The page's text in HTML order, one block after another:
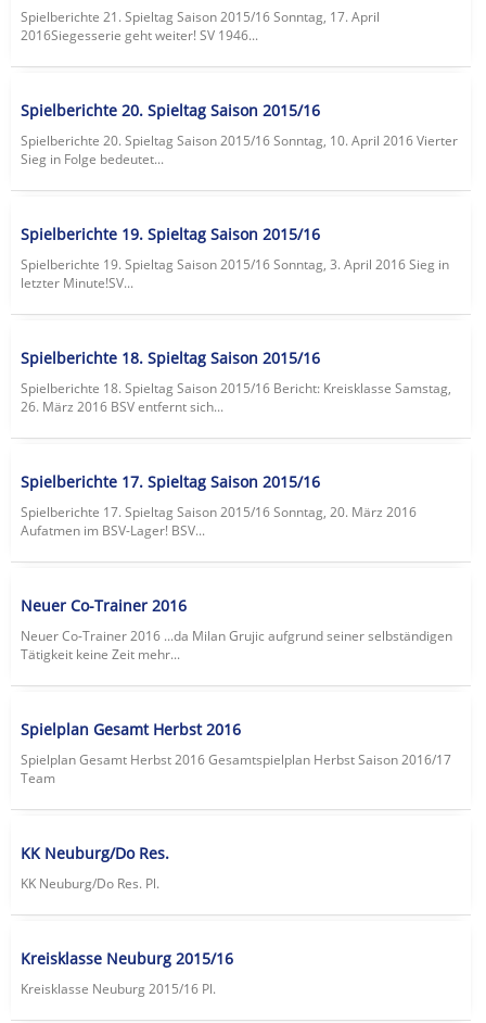
Spielberichte 21. Spieltag Saison 2015/16 Sonntag, 17. April
2016Siegesserie geht weiter! SV 1946...
Spielberichte 20. Spieltag Saison 2015/16
Spielberichte 20. Spieltag Saison 2015/16 Sonntag, 10. April 2016 Vierter
Sieg in Folge bedeutet...
Spielberichte 19. Spieltag Saison 2015/16
Spielberichte 19. Spieltag Saison 2015/16 Sonntag, 3. April 2016 Sieg in
letzter Minute!SV...
Spielberichte 18. Spieltag Saison 2015/16
Spielberichte 18. Spieltag Saison 2015/16 Bericht: Kreisklasse Samstag,
26. März 2016 BSV entfernt sich...
Spielberichte 17. Spieltag Saison 2015/16
Spielberichte 17. Spieltag Saison 2015/16 Sonntag, 20. März 2016
Aufatmen im BSV-Lager! BSV...
Neuer Co-Trainer 2016
Neuer Co-Trainer 2016 ...da Milan Grujic aufgrund seiner selbständigen
Tätigkeit keine Zeit mehr...
Spielplan Gesamt Herbst 2016
Spielplan Gesamt Herbst 2016 Gesamtspielplan Herbst Saison 2016/17
Team
KK Neuburg/Do Res.
KK Neuburg/Do Res. Pl.
Kreisklasse Neuburg 2015/16
Kreisklasse Neuburg 2015/16 Pl.